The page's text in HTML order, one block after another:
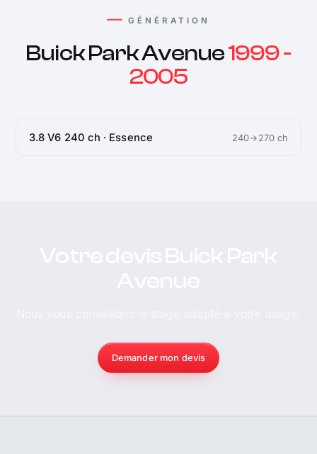
GÉNÉRATION
Buick Park Avenue1999 -
2005
3.8 V6 240 ch · Essence 240→270 ch
Demander mon devis